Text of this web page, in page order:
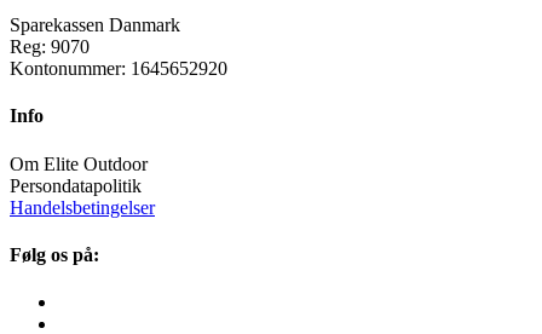
Sparekassen Danmark
Reg: 9070
Kontonummer: 1645652920
Info
Om Elite Outdoor
Persondatapolitik
Handelsbetingelser
Følg os på: